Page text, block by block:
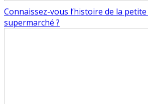
Connaissez-vous l’histoire de la
supermarché ?